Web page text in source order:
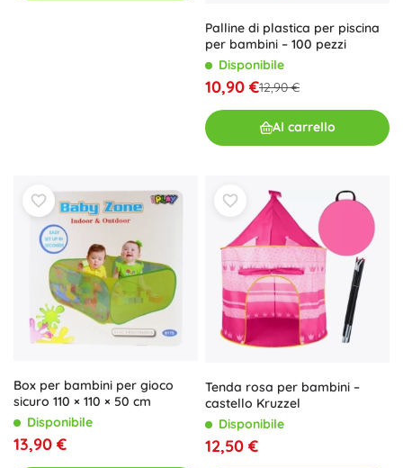
Palline di plastica per piscina
per bambini – 100 pezzi
Disponibile
10,90 €12,90 €
Al carrello
Box per bambini per gioco
sicuro 110 × 110 × 50 cm
Disponibile
13,90 €
Tenda rosa per bambini –
castello Kruzzel
Disponibile
12,50 €